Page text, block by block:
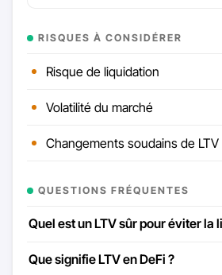
RISQUES À CONSIDÉRER
Risque de liquidation
Volatilité du marché
Changements soudains de LTV
QUESTIONS FRÉQUENTES
Quel est un LTV sûr pour éviter la
Que signifie LTV en DeFi ?